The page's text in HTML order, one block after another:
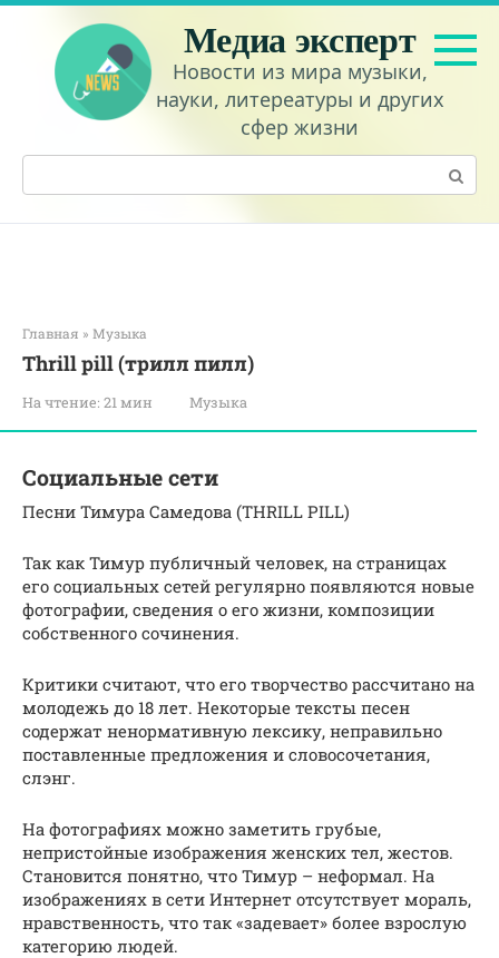
Перейти
контенту
Медиа эксперт
Новости из мира музыки,
науки, литереатуры и других
сфер жизни
Поиск:
Главная » Музыка
Thrill pill (трилл пилл)
На чтение: 21 мин Музыка
Социальные сети
Песни Тимура Самедова (THRILL PILL)
Так как Тимур публичный человек, на страницах
его социальных сетей регулярно появляются новые
фотографии, сведения о его жизни, композиции
собственного сочинения.
Критики считают, что его творчество рассчитано на
молодежь до 18 лет. Некоторые тексты песен
содержат ненормативную лексику, неправильно
поставленные предложения и словосочетания,
слэнг.
На фотографиях можно заметить грубые,
непристойные изображения женских тел, жестов.
Становится понятно, что Тимур – неформал. На
изображениях в сети Интернет отсутствует мораль,
нравственность, что так «задевает» более взрослую
категорию людей.